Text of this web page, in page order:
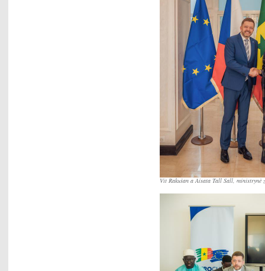
Vít Rakušan a Aisata Tall Sall, ministryně